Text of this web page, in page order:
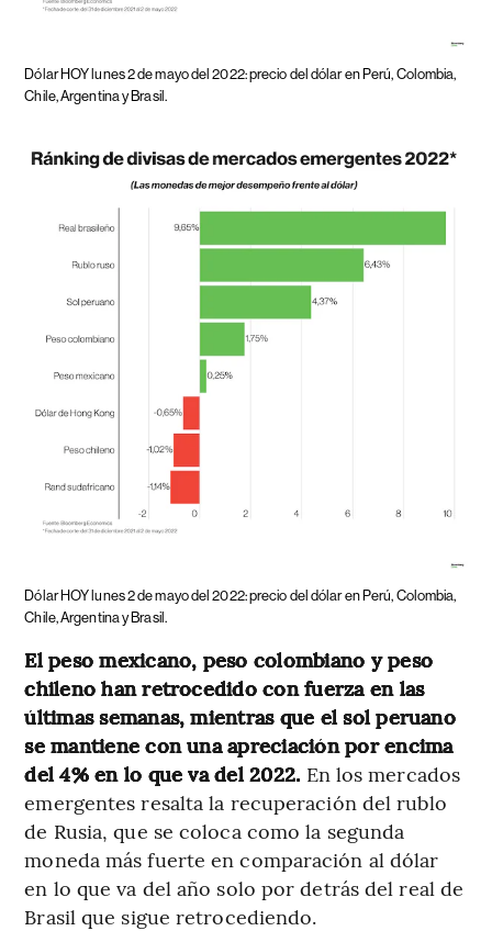
Dólar HOY lunes 2 de mayo del 2022: precio del dólar en Perú, Colombia,
Chile, Argentina y Brasil.
Dólar HOY lunes 2 de mayo del 2022: precio del dólar en Perú, Colombia,
Chile, Argentina y Brasil.
El peso mexicano, peso colombiano y peso
chileno han retrocedido con fuerza en las
últimas semanas, mientras que el sol peruano
se mantiene con una apreciación por encima
del 4% en lo que va del 2022. En los mercados
emergentes resalta la recuperación del rublo
de Rusia, que se coloca como la segunda
moneda más fuerte en comparación al dólar
en lo que va del año solo por detrás del real de
Brasil que sigue retrocediendo.